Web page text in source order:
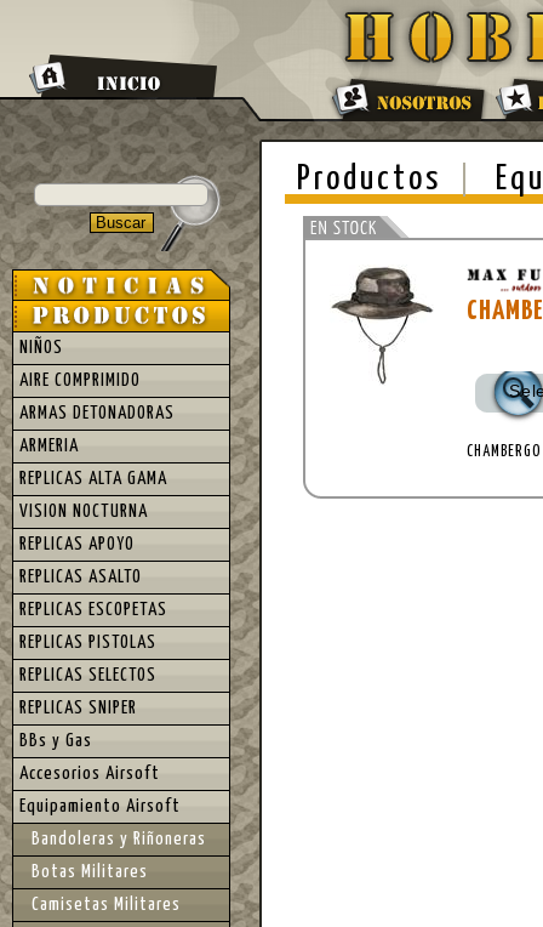
Productos
NIÑOS
AIRE COMPRIMIDO
ARMAS DETONADORAS
ARMERIA
REPLICAS ALTA GAMA
VISION NOCTURNA
REPLICAS APOYO
REPLICAS ASALTO
REPLICAS ESCOPETAS
REPLICAS PISTOLAS
REPLICAS SELECTOS
REPLICAS SNIPER
BBs y Gas
Accesorios Airsoft
Equipamiento Airsoft
Bandoleras y Riñoneras
Botas Militares
Camisetas Militares